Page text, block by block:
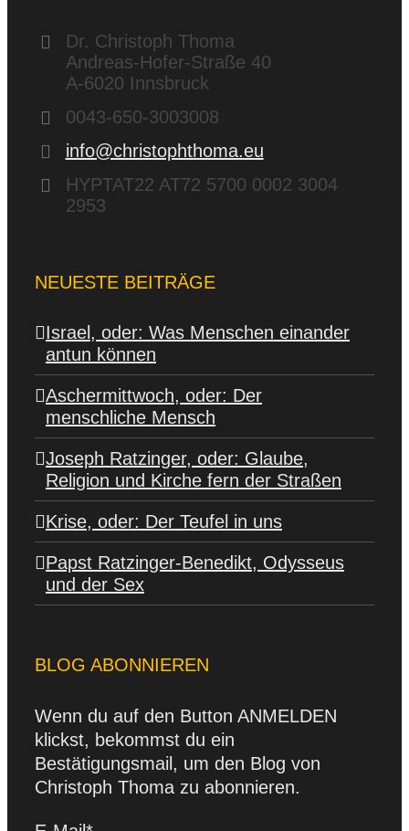
Dr. Christoph Thoma
Andreas-Hofer-Straße 40
A-6020 Innsbruck
0043-650-3003008
info@christophthoma.eu
HYPTAT22 AT72 5700 0002 3004
2953
NEUESTE BEITRÄGE
Israel, oder: Was Menschen einander
antun können
Aschermittwoch, oder: Der
menschliche Mensch
Joseph Ratzinger, oder: Glaube,
Religion und Kirche fern der Straßen
Krise, oder: Der Teufel in uns
Papst Ratzinger-Benedikt, Odysseus
und der Sex
BLOG ABONNIEREN
Wenn du auf den Button ANMELDEN
klickst, bekommst du ein
Bestätigungsmail, um den Blog von
Christoph Thoma zu abonnieren.